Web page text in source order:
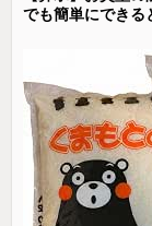
でも簡単にできる